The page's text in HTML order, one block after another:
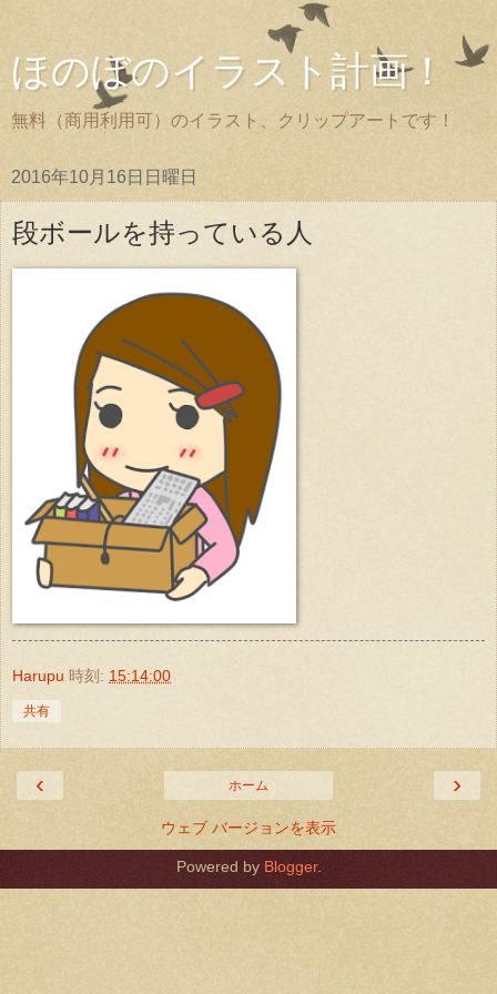
ほのぼのイラスト計画！
無料（商用利用可）のイラスト、クリップアートです！
2016年10月16日日曜日
段ボールを持っている人
Harupu 時刻: 15:14:00
共有
‹ ›
ホーム
ウェブ バージョンを表示
Powered by Blogger.